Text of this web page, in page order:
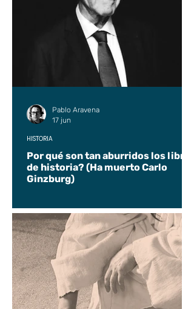
Por qué son tan aburridos los libros
de historia? (Ha muerto Carlo
Ginzburg)
HISTORIA
Pablo Aravena
17 jun